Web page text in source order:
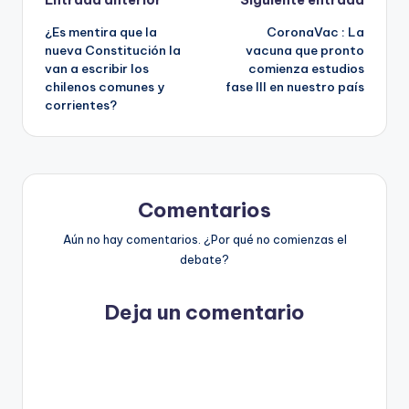
de
entradas
¿Es mentira que la
nueva Constitución la
van a escribir los
chilenos comunes y
corrientes?
CoronaVac : La
vacuna que pronto
comienza estudios
fase III en nuestro país
Comentarios
Aún no hay comentarios. ¿Por qué no comienzas el
debate?
Deja un comentario